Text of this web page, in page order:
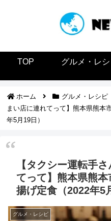
TOP グルメ・レ
ホーム グルメ・レシピ
まい店に連れてって】熊本県熊本
年5月19日）
【タクシー運転手
てって】熊本県熊
揚げ定食（2022年5
グルメ・レシピ